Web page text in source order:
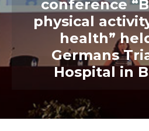
conference
physical
health”
Germans
Hospital in